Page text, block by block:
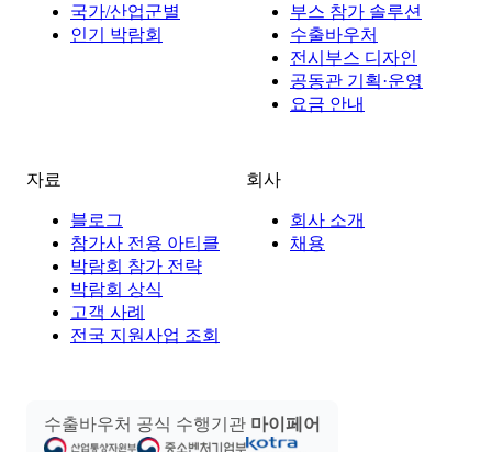
국가/산업군별
인기 박람회
부스 참가 솔루션
수출바우처
전시부스 디자인
공동관 기획·운영
요금 안내
자료
블로그
참가사 전용 아티클
박람회 참가 전략
박람회 상식
고객 사례
전국 지원사업 조회
회사
회사 소개
채용
수출바우처 공식 수행기관 마이페어